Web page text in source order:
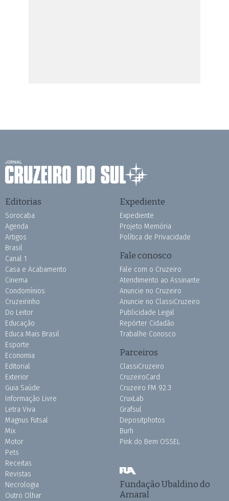
Editorias
Sorocaba
Agenda
Artigos
Brasil
Canal 1
Casa e Acabamento
Cinema
Condomínios
Cruzeirinho
Do Leitor
Educação
Educa Mais Brasil
Esporte
Economia
Editorial
Exterior
Guia Saúde
Informação Livre
Letra Viva
Magnus Futsal
Mix
Motor
Pets
Receitas
Revistas
Necrologia
Outro Olhar
Expediente
Expediente
Projeto Memória
Política de Privacidade
Fale conosco
Fale com o Cruzeiro
Atendimento ao Assinante
Anuncie no Cruzeiro
Anuncie no ClassiCruzeiro
Publicidade Legal
Repórter Cidadão
Trabalhe Conosco
Parceiros
ClassiCruzeiro
CruzeiroCard
Cruzeiro FM 92.3
CruxLab
Grafsul
Depositphotos
Burh
Pink do Bem OSSEL
Fundação Ubaldino do
Amaral